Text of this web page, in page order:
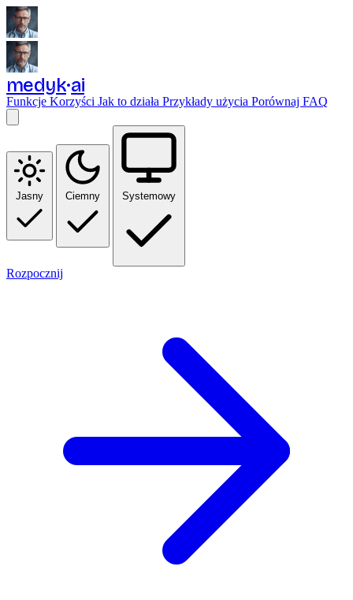
medyk ai
Funkcje Korzyści Jak to działa Przykłady użycia Porównaj FAQ
Jasny Ciemny Systemowy
Rozpocznij